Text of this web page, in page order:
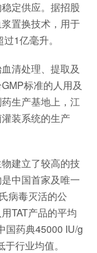
定供应。据招股
置换技术，用于
1亿毫升。
清处理、提取及
标准的人用及
生产基地上，江
装系统的生产
建立了较高的技
中国首家及唯一
病毒灭活的公
TAT产品的平均
国药典45000 IU/g
行业均值。